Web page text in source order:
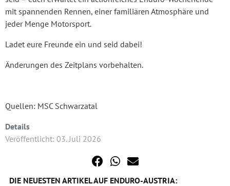
mit spannenden Rennen, einer familiären Atmosphäre und
jeder Menge Motorsport.
Ladet eure Freunde ein und seid dabei!
Änderungen des Zeitplans vorbehalten.
Quellen: MSC Schwarzatal
Details
Veröffentlicht: 03. Juli 2026
DIE NEUESTEN ARTIKEL AUF ENDURO-AUSTRIA: